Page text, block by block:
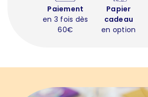
Paiement
en 3 fois dès
60€
Papier
cadeau
en option